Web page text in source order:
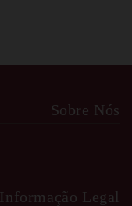
Sobre Nós
Informação Legal